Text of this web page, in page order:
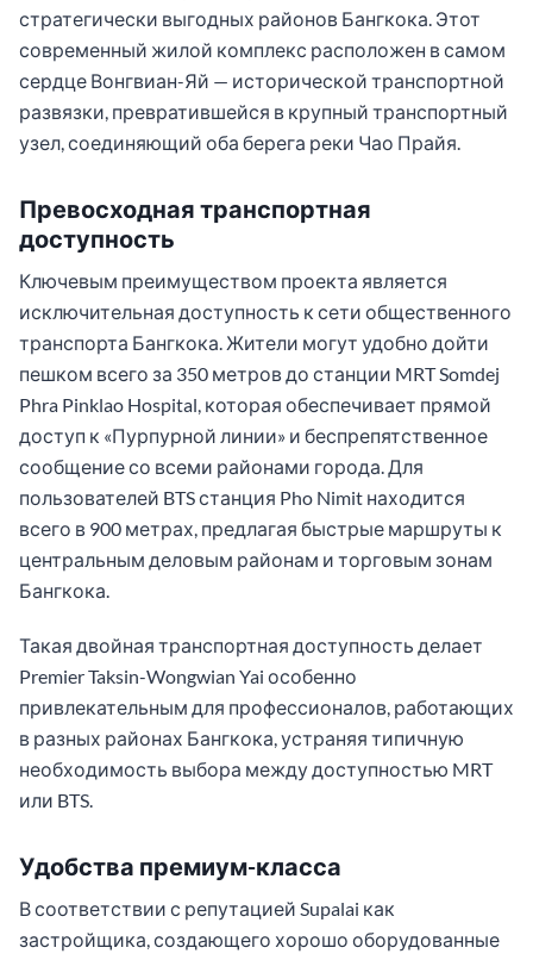
стратегически выгодных районов Бангкока. Этот
современный жилой комплекс расположен в самом
сердце Вонгвиан-Яй — исторической транспортной
развязки, превратившейся в крупный транспортный
узел, соединяющий оба берега реки Чао Прайя.
Превосходная транспортная
доступность
Ключевым преимуществом проекта является
исключительная доступность к сети общественного
транспорта Бангкока. Жители могут удобно дойти
пешком всего за 350 метров до станции MRT Somdej
Phra Pinklao Hospital, которая обеспечивает прямой
доступ к «Пурпурной линии» и беспрепятственное
сообщение со всеми районами города. Для
пользователей BTS станция Pho Nimit находится
всего в 900 метрах, предлагая быстрые маршруты к
центральным деловым районам и торговым зонам
Бангкока.
Такая двойная транспортная доступность делает
Premier Taksin-Wongwian Yai особенно
привлекательным для профессионалов, работающих
в разных районах Бангкока, устраняя типичную
необходимость выбора между доступностью MRT
или BTS.
Удобства премиум-класса
В соответствии с репутацией Supalai как
застройщика, создающего хорошо оборудованные